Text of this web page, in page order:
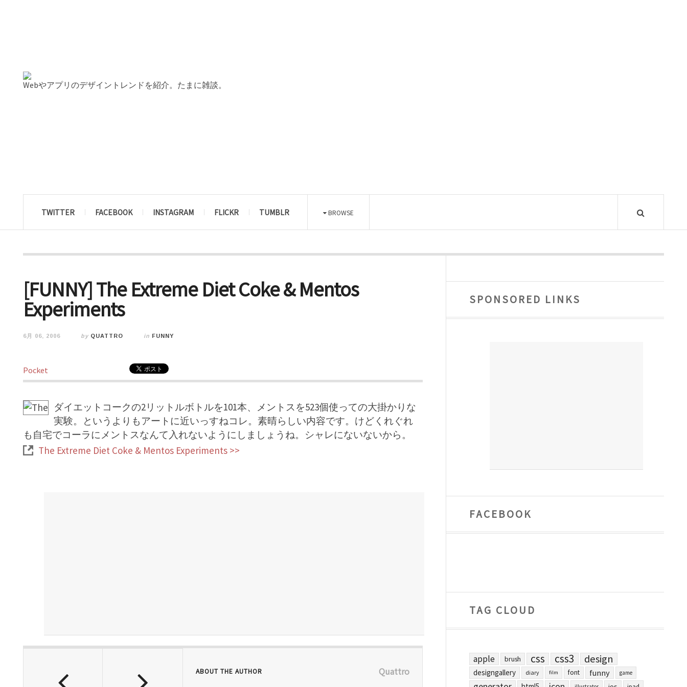
Webやアプリのデザイントレンドを紹介。たまに雑談。
TWITTER FACEBOOK INSTAGRAM FLICKR TUMBLR BROWSE
[FUNNY] The Extreme Diet Coke & Mentos
Experiments
6月 06, 2006 by QUATTRO in FUNNY
Pocket
ダイエットコークの2リットルボトルを101本、メントスを523個使っての大掛かりな
実験。というよりもアートに近いっすねコレ。素晴らしい内容です。けどくれぐれ
も自宅でコーラにメントスなんて入れないようにしましょうね。シャレにないないから。
The Extreme Diet Coke & Mentos Experiments >>
ABOUT THE AUTHOR Quattro
SPONSORED LINKS
FACEBOOK
TAG CLOUD
apple brush css css3 design
designgallery diary film font funny game